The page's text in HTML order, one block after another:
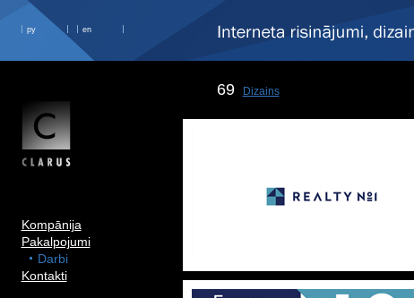
ру en
Kompānija
Pakalpojumi
Darbi
Kontakti
69 Dizains